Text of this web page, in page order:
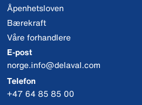
Åpenhetsloven
Bærekraft
Våre forhandlere
E-post
norge.info@delaval.com
Telefon
+47 64 85 85 00